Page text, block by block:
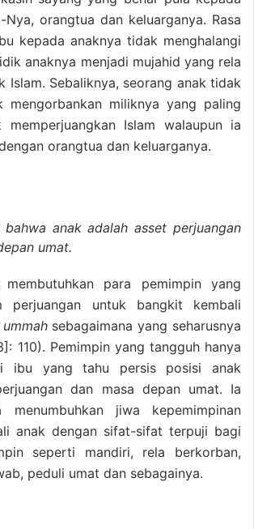
Nya, orangtua dan keluarganya. Rasa
kepada anaknya tidak menghalangi
anaknya menjadi mujahid yang rela
Islam. Sebaliknya, seorang anak tidak
mengorbankan miliknya yang paling
memperjuangkan Islam walaupun ia
orangtua dan keluarganya.
bahwa anak adalah asset perjuangan
umat.
para pemimpin yang
perjuangan untuk bangkit kembali
sebagaimana yang seharusnya
110). Pemimpin yang tangguh hanya
ibu yang tahu persis posisi anak
dan masa depan umat. Ia
menumbuhkan jiwa kepemimpinan
anak dengan sifat-sifat terpuji bagi
seperti mandiri, rela berkorban,
peduli umat dan sebagainya.